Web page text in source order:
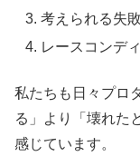
考えられる失
レースコンデ
私たちも日々プロ
る」より「壊れた
感じています。